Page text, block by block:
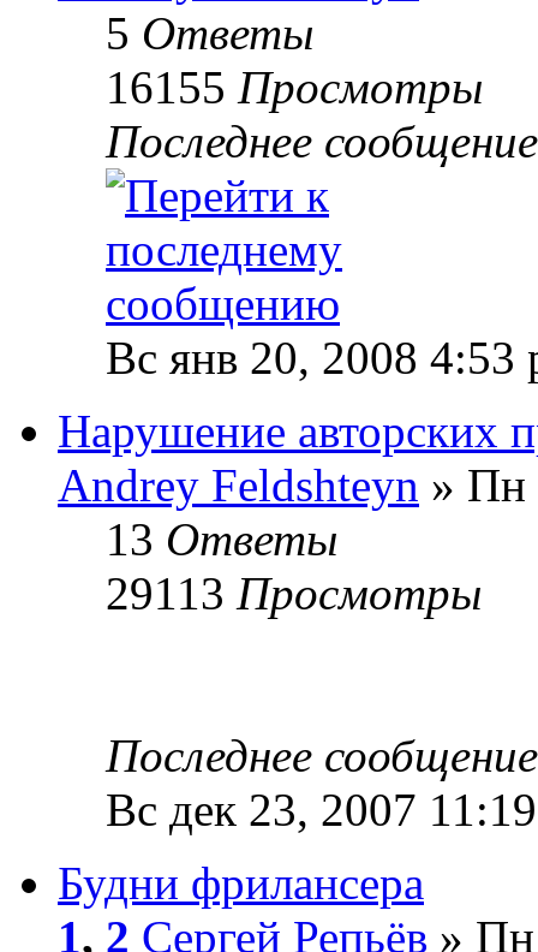
5 Ответы
16155 Просмотры
Последнее
Вс янв 20, 2008 4:53
Нарушение авторских
Andrey Feldshteyn » Пн
13 Ответы
29113 Просмотры
Последнее
Вс дек 23, 2007
Будни фрилансера
1, 2 Сергей Репьёв » Пн